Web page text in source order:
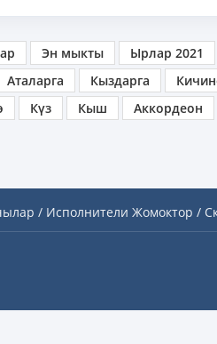
Эн мыкты Ырлар 2021
Аталарга Кыздарга
Күз Кыш Аккордеон
/ Исполнители Жомоктор /